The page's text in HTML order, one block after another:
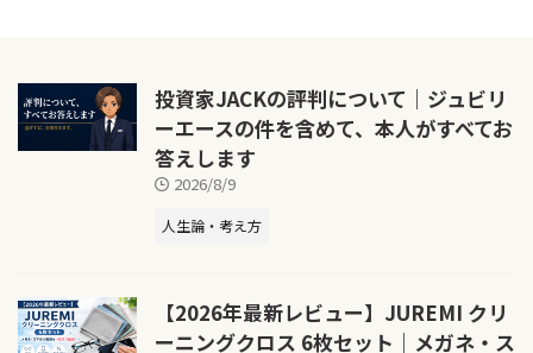
投資家JACKの評判について｜ジュビリ
ーエースの件を含めて、本人がすべてお
答えします
2026/8/9
人生論・考え方
【2026年最新レビュー】JUREMI クリ
ーニングクロス 6枚セット｜メガネ・ス